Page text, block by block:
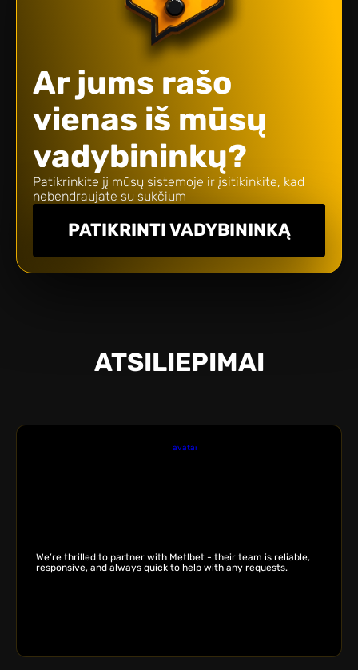
Ar jums rašo
vienas iš mūsų
vadybininkų?
Patikrinkite jį mūsų sistemoje ir įsitikinkite, kad
nebendraujate su sukčium
PATIKRINTI VADYBININKĄ
ATSILIEPIMAI
We’re thrilled to partner with Metlbet - their team is reliable,
responsive, and always quick to help with any requests.